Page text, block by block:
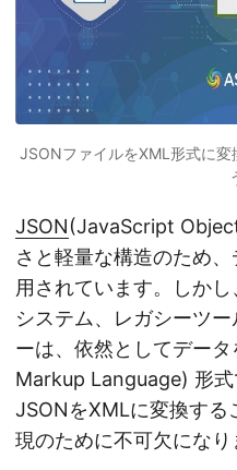
JSONファイルをXML形式に
JSON(JavaScript
さと軽量な構造のため
用されています。しか
システム、レガシーツ
ーは、依然としてデータ
Markup Language) 形式
JSONをXMLに変換する
現のために不可欠になり